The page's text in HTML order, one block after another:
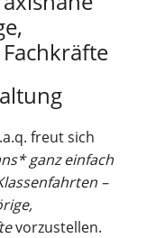
freut sich
ganz einfach
–
vorzustellen.